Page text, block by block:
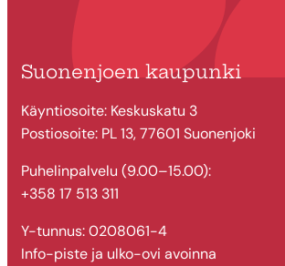
Suonenjoen kaupunki
Käyntiosoite: Keskuskatu 3
Postiosoite: PL 13, 77601 Suonenjoki
Puhelinpalvelu (9.00–15.00):
+358 17 513 311
Y-tunnus: 0208061-4
Info-piste ja ulko-ovi avoinna